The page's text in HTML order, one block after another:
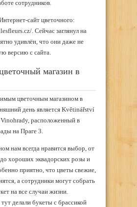
сотрудников.
сайт цветочного:
. Сейчас заглянул на
удивлён, что они даже не
версию с сайта.
магазин в
цветочным магазином в
день является Květinářství
расположенный в
на Праге 3.
нам всегда нравится выбор, от
хороших эквадорских розы и
приятно, что цветы свежие,
а сотрудники могут собрать
на все случаи жизни.
делали букеты с брассикой